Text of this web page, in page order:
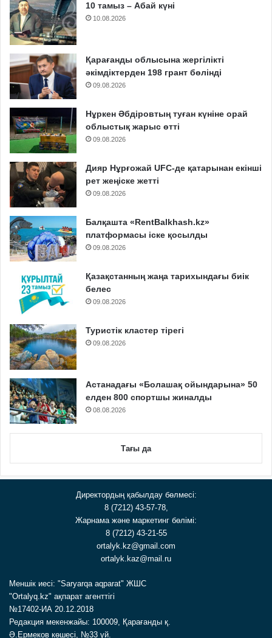
10 тамыз – Абай күні
10.08.2026
Қарағанды облысына жергілікті
әкімдіктерден 198 грант бөлінді
09.08.2026
Нұркен Әбдіровтың туған күніне орай
облыстық жарыс өтті
09.08.2026
Дияр Нұрғожай UFC-де қатарынан екінші
рет жеңіске жетті
09.08.2026
Балқашта «RentBalkhash.kz»
платформасы іске қосылды
09.08.2026
Қазақстанның жаңа тарихындағы биік
белес
09.08.2026
Туристік кластер тірегі
09.08.2026
Астанадағы «Болашақ ойындарына» 50
елден 800 спортшы жиналды
08.08.2026
Тағы да
Директордың қабылдау бөлмесі:
8 (7212) 43-57-78,
Жарнама және маркетинг бөлімі:
8 (7212) 43-21-55
ortalyk.kz@gmail.com
ortalyk.kaz@mail.ru
Меншік иесі: "Saryarqa aqparat" ЖШС
"Ortalyq.kz" ақпарат агенттігі
№17402-ИА 20.12.2018
Редакция мекенжайы: 100009, Қарағанды қ.
Ә.Ермеков көшесі, №33 үй.